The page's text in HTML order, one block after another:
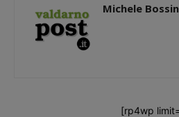
Michele
[rp4wp